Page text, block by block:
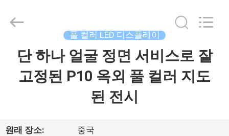
풀 컬러 LED 디스플레이
단 하나 얼굴 정면 서비스로 잘
고정된 P10 옥외 풀 컬러 지도
된 전시
원래 장소: 중국